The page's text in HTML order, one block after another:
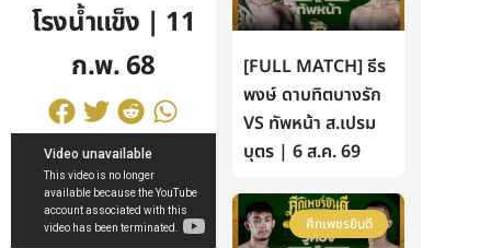
โรงน้ำแข็ง | 11
ก.พ. 68
[FULL MATCH] ธีร
พงษ์ ดาบทิตบางรัก
VS ทัพหน้า ส.เปรม
บุตร | 6 ส.ค. 69
ศึกเพชรยินดี